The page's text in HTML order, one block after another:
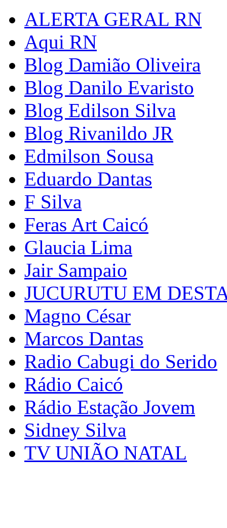
ALERTA GERAL RN
Aqui RN
Blog Damião Oliveira
Blog Danilo Evaristo
Blog Edilson Silva
Blog Rivanildo JR
Edmilson Sousa
Eduardo Dantas
F Silva
Feras Art Caicó
Glaucia Lima
Jair Sampaio
JUCURUTU EM
Magno César
Marcos Dantas
Radio Cabugi do Serido
Rádio Caicó
Rádio Estação Jovem
Sidney Silva
TV UNIÃO NATAL